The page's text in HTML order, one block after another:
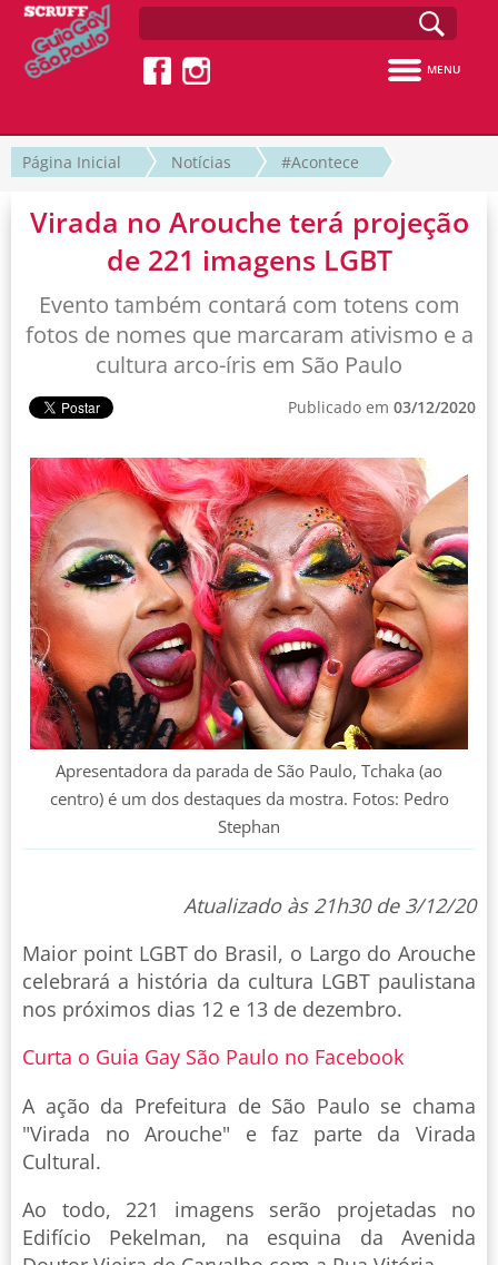
MENU
Página Inicial Notícias #Acontece
Virada no Arouche terá projeção
de 221 imagens LGBT
Evento também contará com totens com
fotos de nomes que marcaram ativismo e a
cultura arco-íris em São Paulo
Publicado em 03/12/2020
Apresentadora da parada de São Paulo, Tchaka (ao
centro) é um dos destaques da mostra. Fotos: Pedro
Stephan
Atualizado às 21h30 de 3/12/20
Maior point LGBT do Brasil, o Largo do Arouche
celebrará a história da cultura LGBT paulistana
nos próximos dias 12 e 13 de dezembro.
Curta o Guia Gay São Paulo no Facebook
A ação da Prefeitura de São Paulo se chama
"Virada no Arouche" e faz parte da Virada
Cultural.
Ao todo, 221 imagens serão projetadas no
Edifício Pekelman, na esquina da Avenida